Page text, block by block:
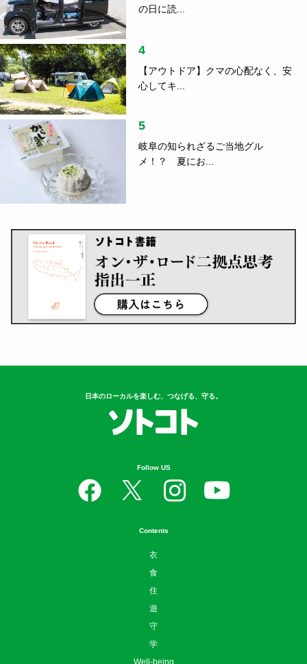
の日に読...
4
【アウトドア】クマの心配なく、安
心してキ...
5
岐阜の知られざるご当地グル
メ！？ 夏にお...
日本のローカルを楽しむ、つなげる、守る。
Follow US
Contents
衣
食
住
遊
守
学
Well-being